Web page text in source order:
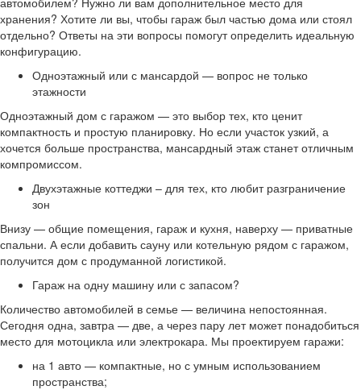
хранения? Хотите ли вы, чтобы гараж был частью дома или стоял
отдельно? Ответы на эти вопросы помогут определить идеальную
конфигурацию.
Одноэтажный или с мансардой — вопрос не только
этажности
Одноэтажный дом с гаражом — это выбор тех, кто ценит
компактность и простую планировку. Но если участок узкий, а
хочется больше пространства, мансардный этаж станет отличным
компромиссом.
Двухэтажные коттеджи – для тех, кто любит разграничение
зон
Внизу — общие помещения, гараж и кухня, наверху — приватные
спальни. А если добавить сауну или котельную рядом с гаражом,
получится дом с продуманной логистикой.
Гараж на одну машину или с запасом?
Количество автомобилей в семье — величина непостоянная.
Сегодня одна, завтра — две, а через пару лет может понадобиться
место для мотоцикла или электрокара. Мы проектируем гаражи:
на 1 авто — компактные, но с умным использованием
пространства;